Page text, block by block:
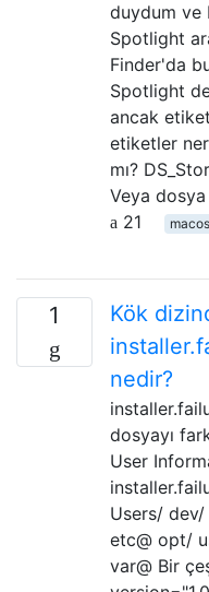
duydum ve
Spotlight
Finder'da
Spotlight
ancak
etiketler
mı?
Veya
21
macos
1
Kök
nedir?
dosyayı
User
Users/
etc@ opt/
var@ Bir